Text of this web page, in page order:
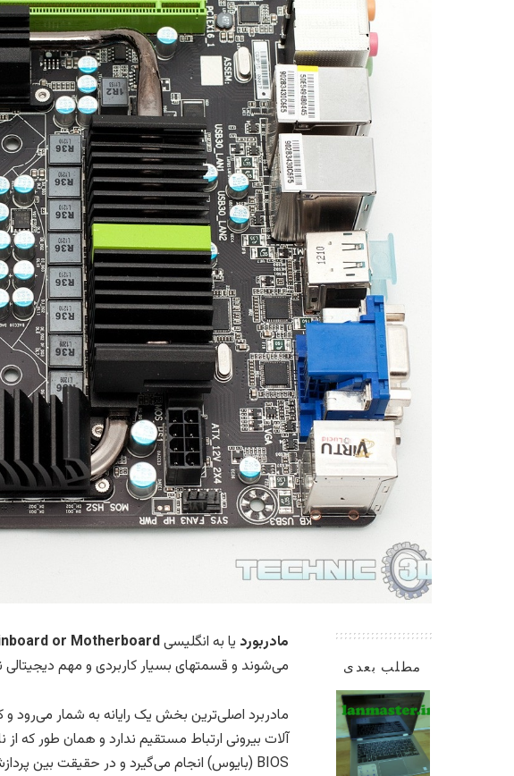
مطلب بعدی
مادربورد یا به انگلیسی
می‌شوند و قسمتهای بسیار کاربردی و مهم دیجیتالی
مادربرد اصلی‌ترین بخش یک رایانه به شمار می‌رود و
BIOS (بایوس) انجام می‌گیرد و در حقیقت بین پردازشگر و ورودی/خروجی‌ها همواره یک مدار واسط وجود دارد.